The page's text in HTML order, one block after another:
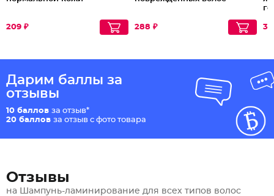
209 ₽ 288 ₽
Дарим баллы за
отзывы
10 баллов за отзыв*
20 баллов за отзыв с фото товара
Отзывы
на Шампунь-ламинирование для всех типов волос